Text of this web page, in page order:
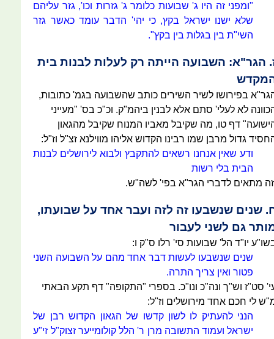
"ומפני זה היו ג' שבועות כלומר ג' גזרות וכו', גזר עליהם
שלא ישנו ישראל בקץ, כי יהי' הדבר עומד כאשר גזר
השי"ת בין בגלות בין בקץ".
הגר"א: השבועה הייתה רק לעלות לבנות בית
בפירושו לשיר השירים כותב שהשבועה בגמ' כתובות,
לא לעלי' סתם אלא לבנין ביהמ"ק. וכ"כ בס' "מעייני
דף טו, מה שקיבל מאביו המנוח שקיבל מהגאון
גדול מרבן שמו רבינו הקדוש אליהו מווילנא זצ"ל וז"ל:
ודע שאין אנחנו רשאים להתקבץ ולבוא לירושלים לבנות
הבית בלי רשות
מתאים לדברי הגר"א בפי' לשה"ש.
שנים שנשבעו זה לזה ועבר אחד על שבועתו,
גם לשני לעבור
יו"ד הל' שבועות סי' רלו ס"ק ו:
שנים שנשבעו לעשות דבר אחד מהם על השבועה השני
פטור ואין צריך התרה.
סט"ז וש"ך ונה"כ ונו"כ. בספרי "התקופה" דף תקע הבאתי
לי חכם אחד מירושלים וז"ל:
הנני להעתיק לו לשון קדשו של הגאון הקדוש רבן של
ישראל ועמוד התשובה מרן ר' הלל קולומייער זצוק"ל זי"ע